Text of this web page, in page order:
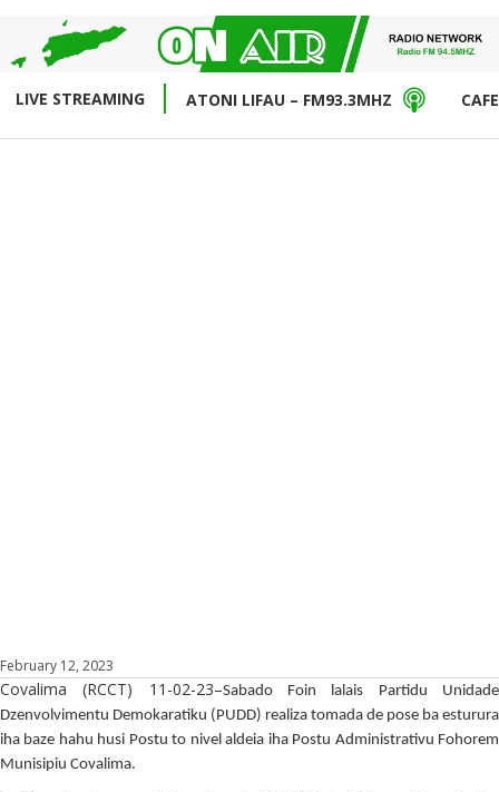
LIVE STREAMING ATONI LIFAU – FM93.3MHZ
February 12, 2023
Covalima (RCCT) 11-02-23–Sabado Foin lalais Partidu Unidade
Dzenvolvimentu Demokaratiku (PUDD) realiza tomada de pose ba esturura
iha baze hahu husi Postu to nivel aldeia iha Postu Administrativu Fohorem
Munisipiu Covalima.